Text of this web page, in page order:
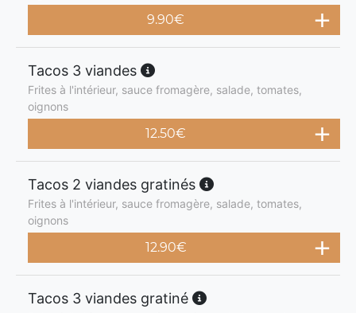
9.90€
Tacos 3 viandes
Frites à l'intérieur, sauce fromagère, salade, tomates,
oignons
12.50€
Tacos 2 viandes gratinés
Frites à l'intérieur, sauce fromagère, salade, tomates,
oignons
12.90€
Tacos 3 viandes gratiné